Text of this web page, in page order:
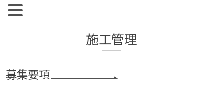
【公式】ジョブズコンストラクション
弊社では雇用促進を目標に人材紹介、人材派遣を行っておりま
離職率が非常に高い実情があります。
施工管理
募集要項